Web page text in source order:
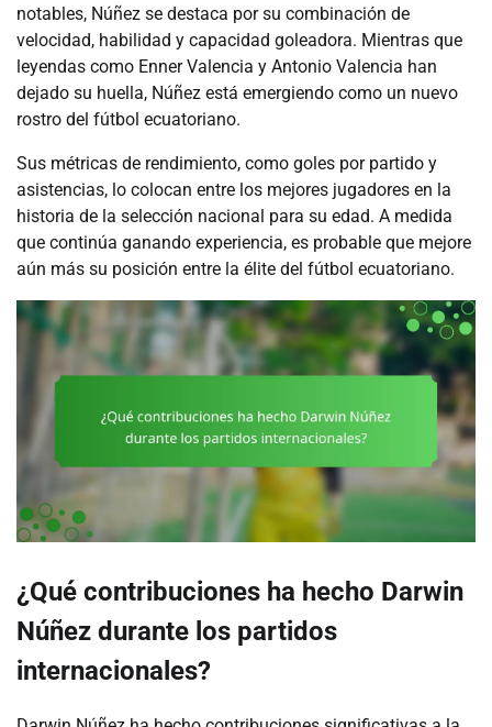
notables, Núñez se destaca por su combinación de
velocidad, habilidad y capacidad goleadora. Mientras que
leyendas como Enner Valencia y Antonio Valencia han
dejado su huella, Núñez está emergiendo como un nuevo
rostro del fútbol ecuatoriano.
Sus métricas de rendimiento, como goles por partido y
asistencias, lo colocan entre los mejores jugadores en la
historia de la selección nacional para su edad. A medida
que continúa ganando experiencia, es probable que mejore
aún más su posición entre la élite del fútbol ecuatoriano.
¿Qué contribuciones ha hecho Darwin
Núñez durante los partidos
internacionales?